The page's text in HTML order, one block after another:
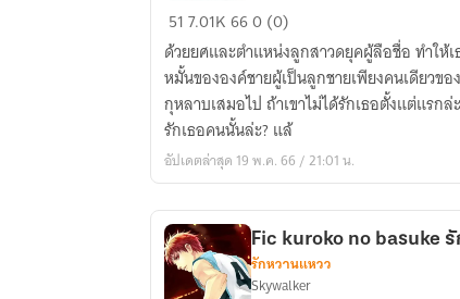
The
way
of
destiny
ปล่อย
ให้
โชค
นำพา
เรา
ไป
517.01K660 (0)
ด้วยยศและตำแหน่งลูกสาวดยุคผู้ลือชื่อ ทำให้
หมั้นขององค์ชายผู้เป็นลูกชายเพียงคนเดียวขอ
กุหลาบเสมอไป ถ้าเขาไม่ได้รักเธอตั้งแต่แรก
รักเธอคนนั้นล่ะ? แล้
อัปเดตล่าสุด 19 พ.ค. 66 / 21:01 น.
Fic kuroko no basuke
รักหวานแหวว
Skywalker